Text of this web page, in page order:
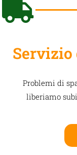
Servizio
Problemi di
liberiamo